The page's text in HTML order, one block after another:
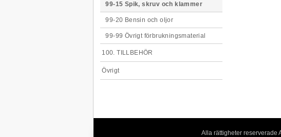
99-15 Spik, skruv och klammer
99-20 Bensin och oljor
99-99 Övrigt förbrukningsmaterial
100. TILLBEHÖR
Övrigt
Alla rättigheter